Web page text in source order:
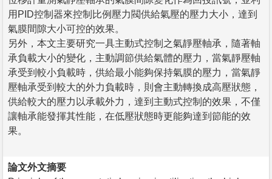
用PID控制器來控制比例壓力閥供給氣壓的壓力大小，達到
氣膜間隙大小可控的效果。
另外，本文主要研究一具主動式控制之氣靜壓軸承，隨著軸
承負載大小的變化，主動調節供給氣體的壓力，當氣靜壓軸
承受到較小負載時，供給最小能夠保持氣膜的壓力，當氣靜
壓軸承受到較大的外力負載時，則會主動轉換成高壓狀態，
供給較大的壓力以承載外力，達到主動式控制的效果，不僅
讓軸承能發揮其性能，在低壓狀態時更能夠達到節能的效
果。
論文外文摘要